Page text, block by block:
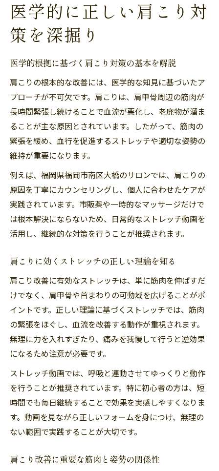
医学的に正しい肩こり対
策を深掘り
医学的根拠に基づく肩こり対策の基本を解説
肩こりの根本的な改善には、医学的な知見に基づいたア
プローチが不可欠です。肩こりは、肩甲骨周辺の筋肉が
長時間緊張し続けることで血流が悪化し、老廃物が溜ま
ることが主な原因とされています。したがって、筋肉の
緊張を緩め、血行を促進するストレッチや適切な姿勢の
維持が重要になります。
例えば、福岡県福岡市南区大橋のサロンでは、肩こりの
原因を丁寧にカウンセリングし、個人に合わせたケアが
実践されています。市販薬や一時的なマッサージだけで
は根本解決にならないため、日常的なストレッチ動画を
活用し、継続的な対策を行うことが推奨されます。
肩こりに効くストレッチの正しい理論を知る
肩こり改善に有効なストレッチは、単に筋肉を伸ばすだ
けでなく、肩甲骨や首まわりの可動域を広げることがポ
イントです。正しい理論に基づくストレッチでは、筋肉
の緊張をほぐし、血流を改善する動作が重視されます。
無理に力を入れすぎたり、痛みを我慢して行うと逆効果
になるため注意が必要です。
ストレッチ動画では、呼吸と連動させてゆっくりと動作
を行うことが推奨されています。特に初心者の方は、短
時間でも毎日継続することで効果を実感しやすくなりま
す。動画を見ながら正しいフォームを身につけ、無理の
ない範囲で実践することが大切です。
肩こり改善に重要な筋肉と姿勢の関係性